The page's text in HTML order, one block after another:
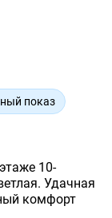
показ
10-
Удачная
комфорт